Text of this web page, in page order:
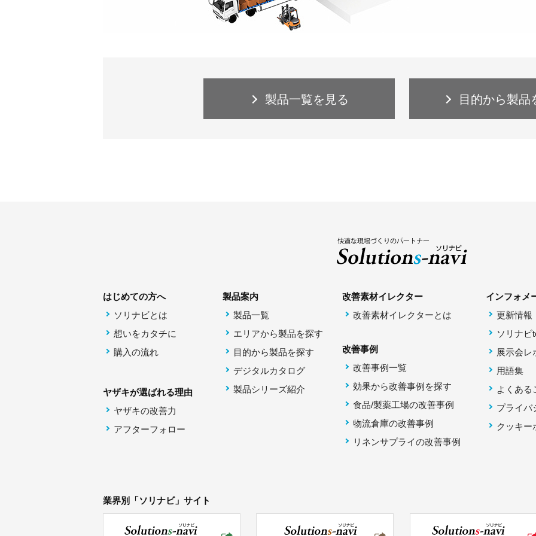
製品一覧を見る 目的から製品
はじめての方へ
ソリナビとは
想いをカタチに
購入の流れ
ヤザキが選ばれる理由
ヤザキの改善力
アフターフォロー
製品案内
製品一覧
エリアから製品を探す
目的から製品を探す
デジタルカタログ
製品シリーズ紹介
改善素材イレクター
改善素材イレクターとは
改善事例
改善事例一覧
効果から改善事例を探す
食品/製薬工場の改善事例
物流倉庫の改善事例
リネンサプライの改善事例
インフォメ
更新情報
ソリナビ
展示会レ
用語集
よくある
プライバ
クッキー
業界別「ソリナビ」サイト